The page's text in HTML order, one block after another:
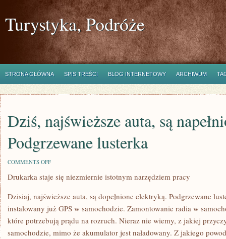
Turystyka, Podróże
STRONA GŁÓWNA SPIS TREŚCI BLOG INTERNETOWY ARCHIWUM
Dziś, najświeższe auta, są
Podgrzewane lusterka
COMMENTS OFFON
NAJŚWIEŻSZE
AUTA,
NAPEŁNIONE
ELEKTRYKĄ.
LUSTERKA
Drukarka staje się niezmiernie istotnym narzędziem pracy
Dzisiaj, najświeższe auta, są dopełnione elektryką. Podgrzewane
instalowany już GPS w samochodzie. Zamontowanie radia w
które potrzebują prądu na rozruch. Nieraz nie wiemy, z jakiej
samochodzie, mimo że akumulator jest naładowany. Z jakiego